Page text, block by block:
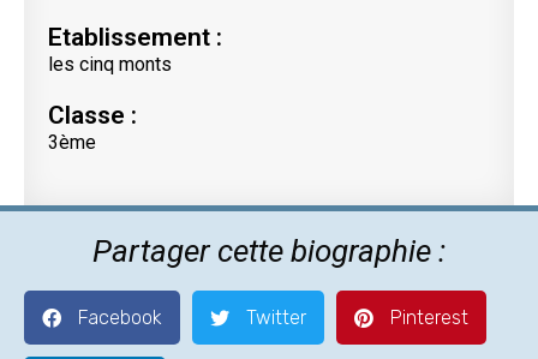
Etablissement :
les cinq monts
Classe :
3ème
Partager cette biographie :
Facebook Twitter Pinterest